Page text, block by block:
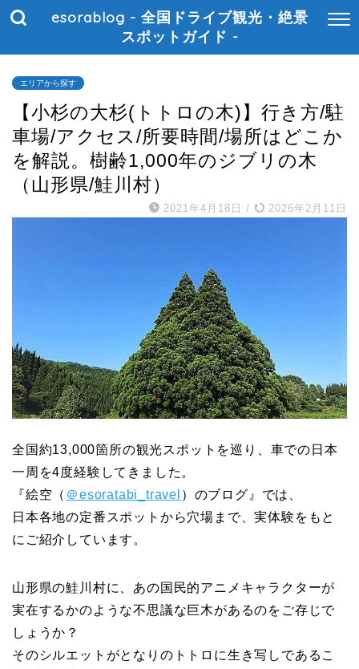
esorablog - 全国ドライブ観光・絶景
スポットガイド -
エリアから探す
【小杉の大杉(トトロの木)】行き方/駐
車場/アクセス/所要時間/場所はどこか
を解説。樹齢1,000年のジブリの木
（山形県/鮭川村）
2021年4月18日 / 2026年2月11日
全国約13,000箇所の観光スポットを巡り、車での日本
一周を4度経験してきました。
『絵空（ ＠esoratabi_travel ）のブログ』では、
日本各地の定番スポットから穴場まで、実体験をもと
にご紹介しています。
山形県の鮭川村に、あの国民的アニメキャラクターが
実在するかのような不思議な巨木があるのをご存じで
しょうか？
そのシルエットがとなりのトトロに生き写しであるこ